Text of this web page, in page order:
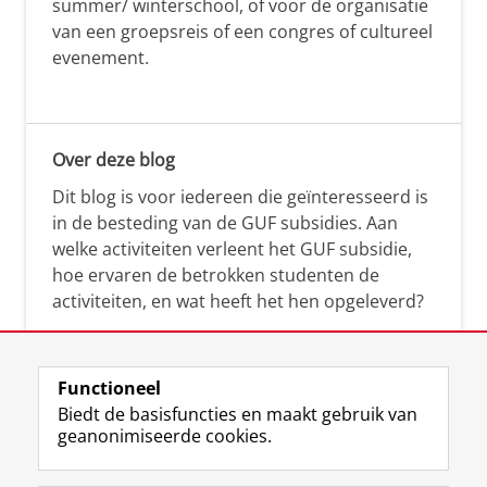
summer/ winterschool, of voor de organisatie
van een groepsreis of een congres of cultureel
evenement.
Over deze blog
Dit blog is voor iedereen die geïnteresseerd is
in de besteding van de GUF subsidies. Aan
welke activiteiten verleent het GUF subsidie,
hoe ervaren de betrokken studenten de
activiteiten, en wat heeft het hen opgeleverd?
Volg de RUG
F
L
R I
Y
Functioneel
Biedt de basisfuncties en maakt gebruik van
geanonimiseerde cookies.